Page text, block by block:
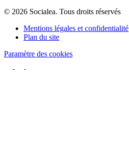
© 2026 Socialea. Tous droits réservés
Mentions légales et confidentialité
Plan du site
Paramètre des cookies